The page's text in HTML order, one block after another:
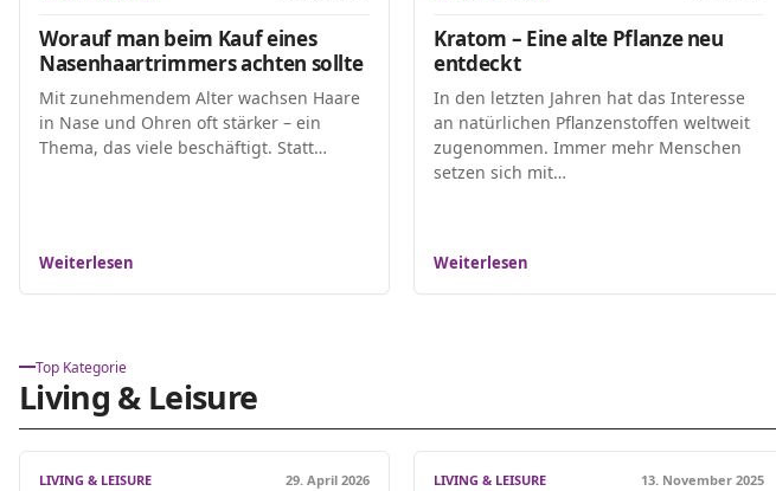
Worauf man beim Kauf eines
Nasenhaartrimmers achten sollte
Mit zunehmendem Alter wachsen Haare
in Nase und Ohren oft stärker – ein
Thema, das viele beschäftigt. Statt…
Weiterlesen
Kratom – Eine alte Pflanze neu
entdeckt
In den letzten Jahren hat das Interesse
an natürlichen Pflanzenstoffen weltweit
zugenommen. Immer mehr Menschen
setzen sich mit…
Weiterlesen
Top Kategorie
Living & Leisure
LIVING & LEISURE 29. April 2026 LIVING & LEISURE 13. November 2025